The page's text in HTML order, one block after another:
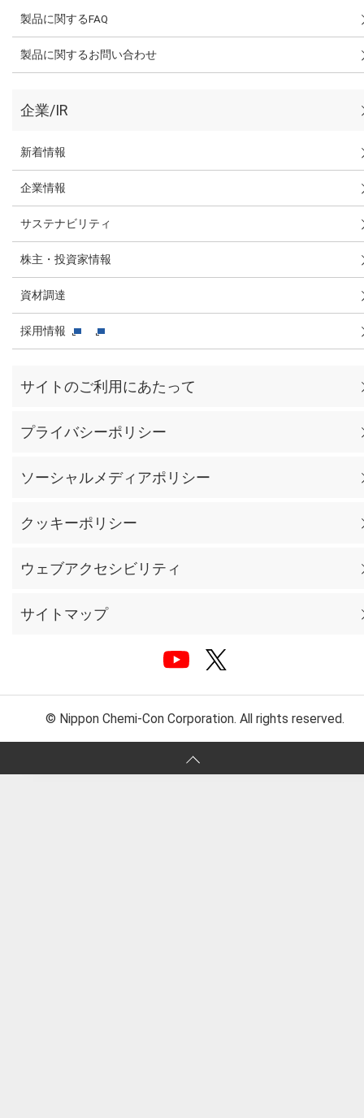
製品に関するFAQ
製品に関するお問い合わせ
企業/IR
新着情報
企業情報
サステナビリティ
株主・投資家情報
資材調達
採用情報
サイトのご利用にあたって
プライバシーポリシー
ソーシャルメディアポリシー
クッキーポリシー
ウェブアクセシビリティ
サイトマップ
© Nippon Chemi-Con Corporation. All rights reserved.